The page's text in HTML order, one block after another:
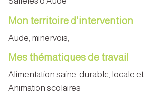
Mon territoire d'intervention
Aude, minervois,
Mes thématiques de travail
Alimentation saine, durable, locale
Animation scolaires